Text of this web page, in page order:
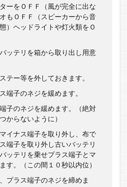
ーをＯＦＦ（風が完全に出な
もＯＦＦ（スピーカーから音
）ヘッドライトや灯火類をＯ
ッテリを箱から取り出し用意
テー等を外しておきます。
端子のネジを緩めます。
子のネジを緩めます。（絶対
からないように）
イナス端子を取り外し、布で
端子を取り外し古いバッテリ
ッテリを乗せプラス端子とマ
す。（この間１０秒以内位）
プラス端子のネジを締めま